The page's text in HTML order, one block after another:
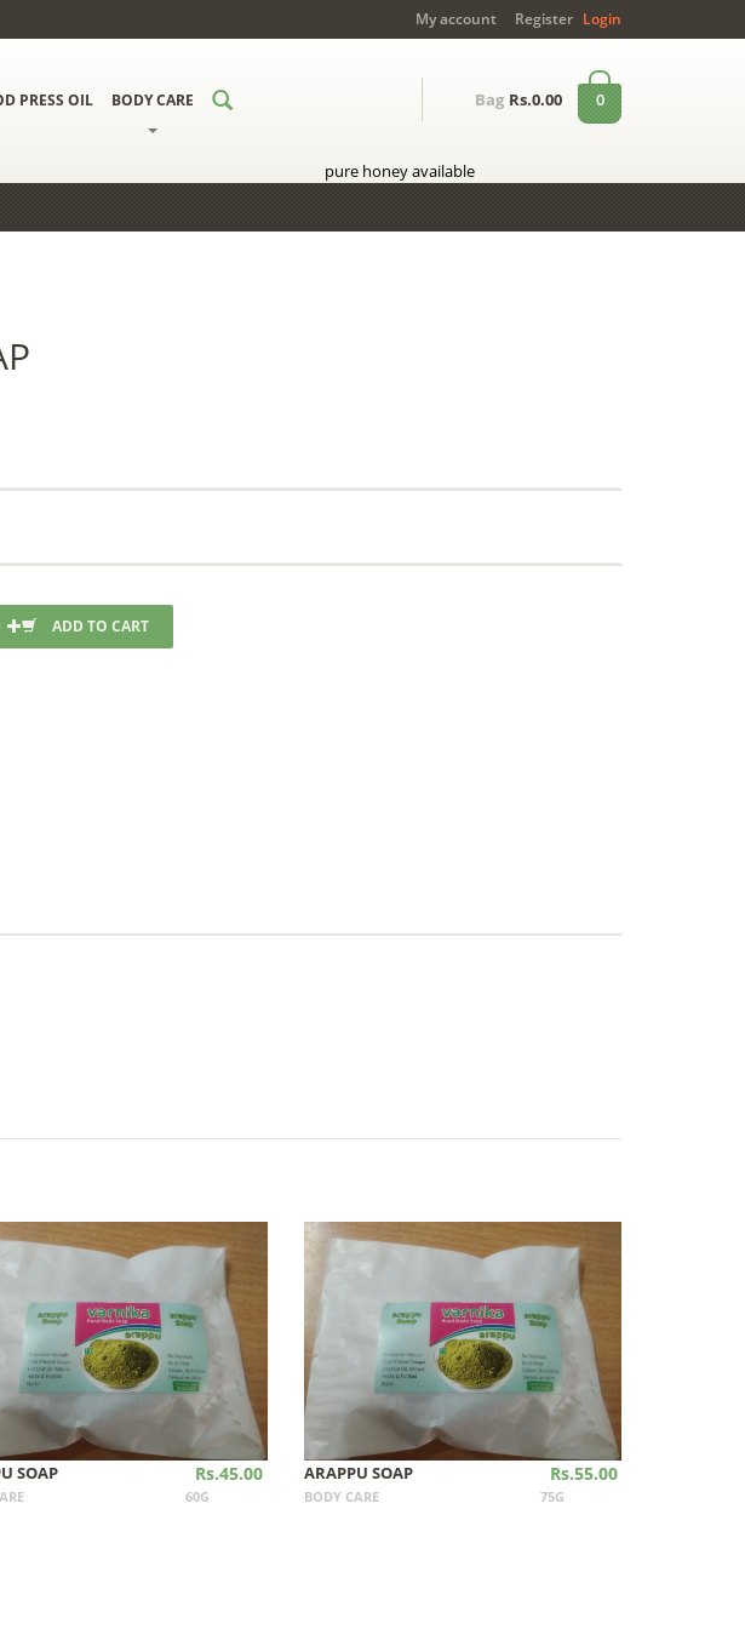
My account Register Login
PRESS OIL BODY CARE Bag Rs.0.00 0
pure honey available
ADD TO CART
SOAP Rs.45.00
60G
ARAPPU SOAP Rs.55.00
BODY CARE 75G